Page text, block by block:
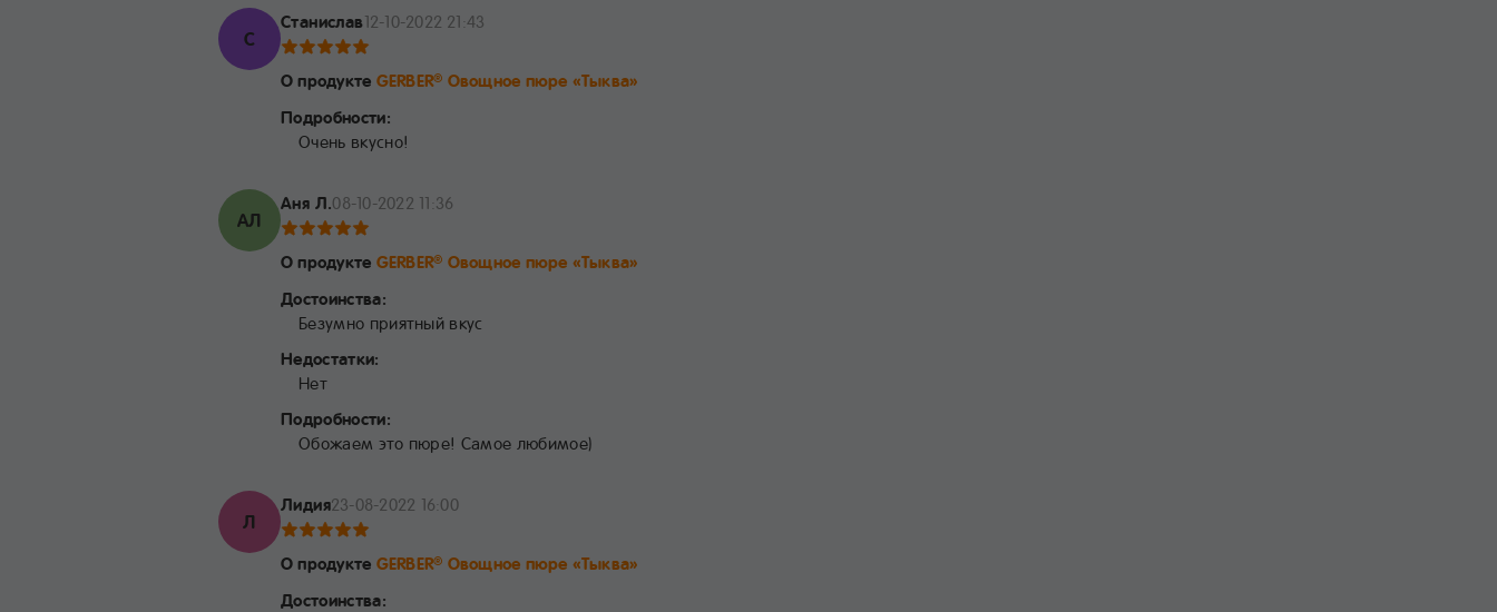
С
Станислав12-10-2022 21:43
О продукте GERBER® Овощное пюре «Тыква»
Подробности:
Очень вкусно!
АЛ
Аня Л.08-10-2022 11:36
О продукте GERBER® Овощное пюре «Тыква»
Достоинства:
Безумно приятный вкус
Недостатки:
Нет
Подробности:
Обожаем это пюре! Самое любимое)
Л
Лидия23-08-2022 16:00
О продукте GERBER® Овощное пюре «Тыква»
Достоинства: